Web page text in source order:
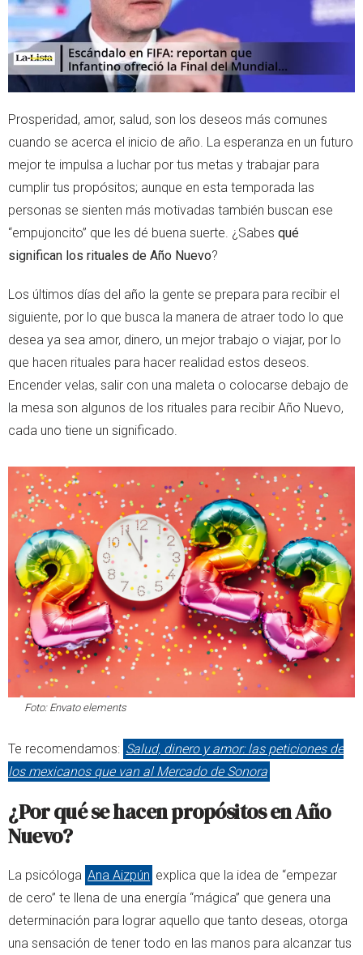
Prosperidad, amor, salud, son los deseos más comunes
cuando se acerca el inicio de año. La esperanza en un futuro
mejor te impulsa a luchar por tus metas y trabajar para
cumplir tus propósitos; aunque en esta temporada las
personas se sienten más motivadas también buscan ese
“empujoncito” que les dé buena suerte. ¿Sabes qué
significan los rituales de Año Nuevo?
Los últimos días del año la gente se prepara para recibir el
siguiente, por lo que busca la manera de atraer todo lo que
desea ya sea amor, dinero, un mejor trabajo o viajar, por lo
que hacen rituales para hacer realidad estos deseos.
Encender velas, salir con una maleta o colocarse debajo de
la mesa son algunos de los rituales para recibir Año Nuevo,
cada uno tiene un significado.
Foto: Envato elements
Te recomendamos: Salud, dinero y amor: las peticiones de
los mexicanos que van al Mercado de Sonora
¿Por qué se hacen propósitos en Año
Nuevo?
La psicóloga Ana Aizpún explica que la idea de “empezar
de cero” te llena de una energía “mágica” que genera una
determinación para lograr aquello que tanto deseas, otorga
una sensación de tener todo en las manos para alcanzar tus